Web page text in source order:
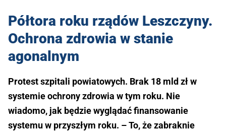
Półtora roku rządów Leszczyny.
Ochrona zdrowia w stanie
agonalnym
Protest szpitali powiatowych. Brak 18 mld zł w
systemie ochrony zdrowia w tym roku. Nie
wiadomo, jak będzie wyglądać finansowanie
systemu w przyszłym roku. – To, że zabraknie